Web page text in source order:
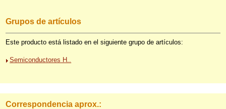
Grupos de artículos
Este producto está listado en el siguiente grupo de artículos:
Semiconductores H..
Correspondencia aprox.: